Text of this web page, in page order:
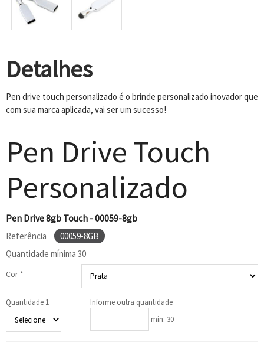
Detalhes
Pen drive touch personalizado é o brinde personalizado inovador que
com sua marca aplicada, vai ser um sucesso!
Pen Drive Touch
Personalizado
Pen Drive 8gb Touch - 00059-8gb
Referência
00059-8GB
Quantidade mínima 30
Cor *
Quantidade 1
Informe outra quantidade
min. 30